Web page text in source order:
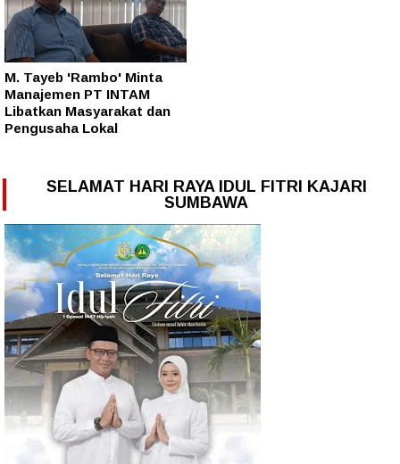
M. Tayeb 'Rambo' Minta
Manajemen PT INTAM
Libatkan Masyarakat dan
Pengusaha Lokal
SELAMAT HARI RAYA IDUL FITRI KAJARI
SUMBAWA